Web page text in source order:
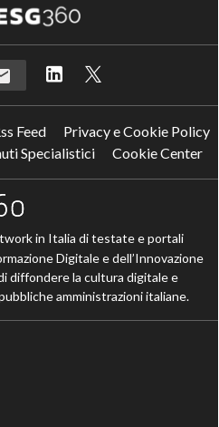
Feed
Privacy e Cookie Policy
Specialistici
Cookie Center
in Italia di testate e portali
Digitale e dell’Innovazione
diffondere la cultura digitale e
amministrazioni italiane.